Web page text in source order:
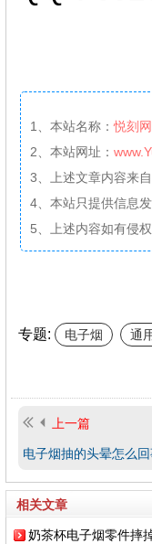
1、本站名称：悦刻网
2、本站网址：
3、上述文章内容来
4、本站只提供信息发
5、上述内容如有侵
专题: 电子烟 通
上一篇
电子烟抽的头晕怎么
相关文章
奶茶杯电子烟零件摔